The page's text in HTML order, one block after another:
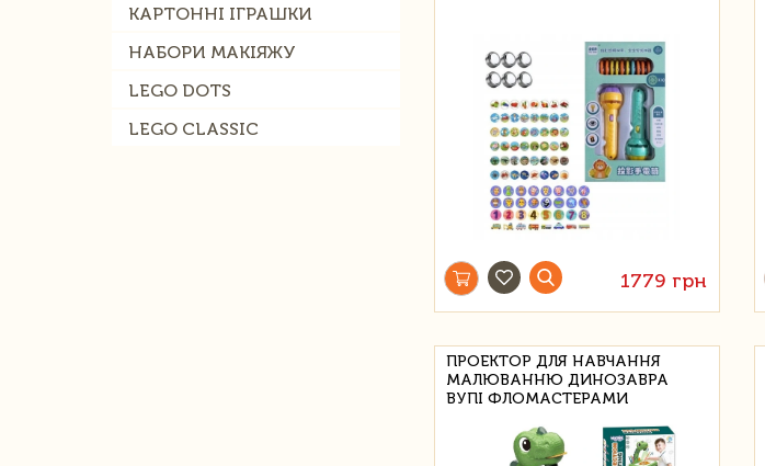
КАРТОННІ ІГРАШКИ
НАБОРИ МАКІЯЖУ
LEGO DOTS
LEGO CLASSIC
1779 грн
ПРОЕКТОР ДЛЯ НАВЧАННЯ
МАЛЮВАННЮ ДИНОЗАВРА
ВУПІ ФЛОМАСТЕРАМИ